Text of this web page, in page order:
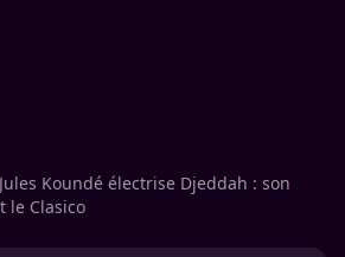
Jules Koundé électrise Djeddah : son
le Clasico